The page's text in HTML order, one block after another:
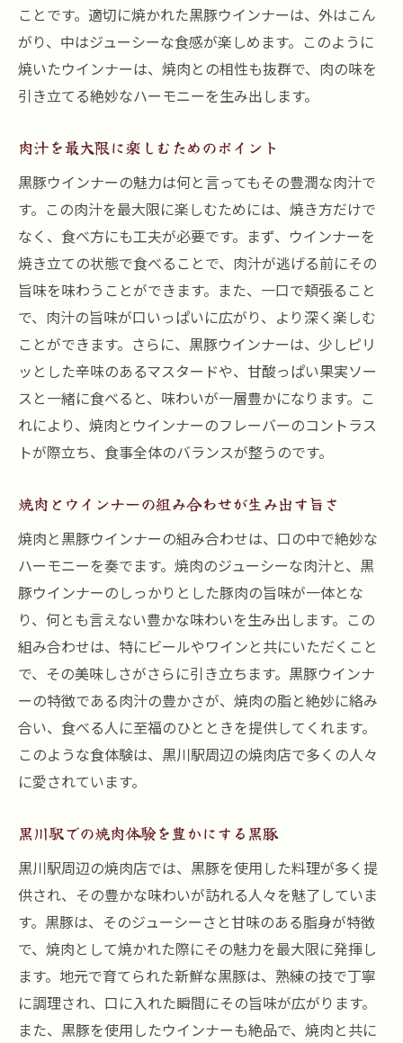
ことです。適切に焼かれた黒豚ウインナーは、外はこん
がり、中はジューシーな食感が楽しめます。このように
焼いたウインナーは、焼肉との相性も抜群で、肉の味を
引き立てる絶妙なハーモニーを生み出します。
肉汁を最大限に楽しむためのポイント
黒豚ウインナーの魅力は何と言ってもその豊潤な肉汁で
す。この肉汁を最大限に楽しむためには、焼き方だけで
なく、食べ方にも工夫が必要です。まず、ウインナーを
焼き立ての状態で食べることで、肉汁が逃げる前にその
旨味を味わうことができます。また、一口で頬張ること
で、肉汁の旨味が口いっぱいに広がり、より深く楽しむ
ことができます。さらに、黒豚ウインナーは、少しピリ
ッとした辛味のあるマスタードや、甘酸っぱい果実ソー
スと一緒に食べると、味わいが一層豊かになります。こ
れにより、焼肉とウインナーのフレーバーのコントラス
トが際立ち、食事全体のバランスが整うのです。
焼肉とウインナーの組み合わせが生み出す旨さ
焼肉と黒豚ウインナーの組み合わせは、口の中で絶妙な
ハーモニーを奏でます。焼肉のジューシーな肉汁と、黒
豚ウインナーのしっかりとした豚肉の旨味が一体とな
り、何とも言えない豊かな味わいを生み出します。この
組み合わせは、特にビールやワインと共にいただくこと
で、その美味しさがさらに引き立ちます。黒豚ウインナ
ーの特徴である肉汁の豊かさが、焼肉の脂と絶妙に絡み
合い、食べる人に至福のひとときを提供してくれます。
このような食体験は、黒川駅周辺の焼肉店で多くの人々
に愛されています。
黒川駅での焼肉体験を豊かにする黒豚
黒川駅周辺の焼肉店では、黒豚を使用した料理が多く提
供され、その豊かな味わいが訪れる人々を魅了していま
す。黒豚は、そのジューシーさと甘味のある脂身が特徴
で、焼肉として焼かれた際にその魅力を最大限に発揮し
ます。地元で育てられた新鮮な黒豚は、熟練の技で丁寧
に調理され、口に入れた瞬間にその旨味が広がります。
また、黒豚を使用したウインナーも絶品で、焼肉と共に